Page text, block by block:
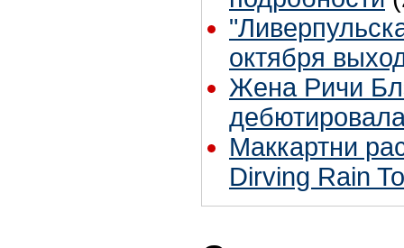
октября
Жена Ричи
Маккартни
Dirving Rain